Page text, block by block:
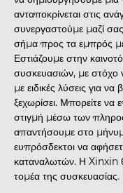
ανταποκρίνεται στις
συνεργαστούμε μαζί
σήμα προς τα εμπρός
Εστιάζουμε στην
συσκευασιών, με
με ειδικές λύσεις για
ξεχωρίσει. Μπορείτε να
στιγμή μέσω των
απαντήσουμε στο
ευπρόσδεκτοι να
καταναλωτών. Η Xinxin
τομέα της συσκευασίας.